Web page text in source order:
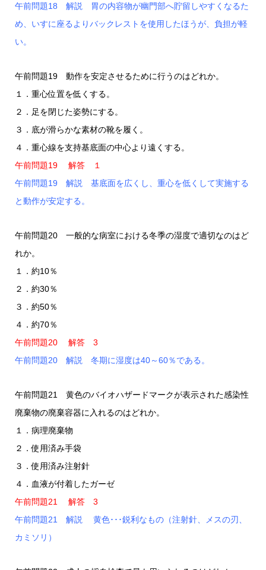
午前問題18 解説 胃の内容物が幽門部へ貯留しやすくなるた
め、いすに座るよりバックレストを使用したほうが、負担が軽
い。
午前問題19 動作を安定させるために行うのはどれか。
１．重心位置を低くする。
２．足を閉じた姿勢にする。
３．底が滑らかな素材の靴を履く。
４．重心線を支持基底面の中心より遠くする。
午前問題19 解答 １
午前問題19 解説 基底面を広くし、重心を低くして実施する
と動作が安定する。
午前問題20 一般的な病室における冬季の湿度で適切なのはど
れか。
１．約10％
２．約30％
３．約50％
４．約70％
午前問題20 解答 3
午前問題20 解説 冬期に湿度は40～60％である。
午前問題21 黄色のバイオハザードマークが表示された感染性
廃棄物の廃棄容器に入れるのはどれか。
１．病理廃棄物
２．使用済み手袋
３．使用済み注射針
４．血液が付着したガーゼ
午前問題21 解答 3
午前問題21 解説 黄色･･･鋭利なもの（注射針、メスの刃、
カミソリ）